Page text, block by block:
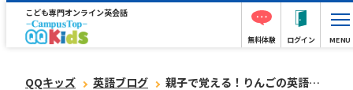
こども専門オンライン英会話
無料体験 ログイン MENU
QQキッズ 英語ブログ 親子で覚える！りんごの英語と使えるフレーズ10選